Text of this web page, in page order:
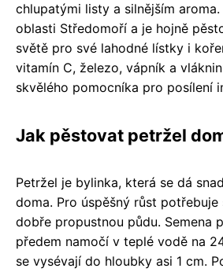
chlupatými listy a silnějším
oblasti Středomoří a je hojně
světě pro své lahodné lístky i
vitamín C, železo, vápník a
skvělého pomocníka pro posílení
Jak pěstovat petržel
Petržel je bylinka, která se dá
doma. Pro úspěšný růst potřebuje
dobře propustnou půdu. Semena
předem namočí v teplé vodě na
se vysévají do hloubky asi 1 cm.